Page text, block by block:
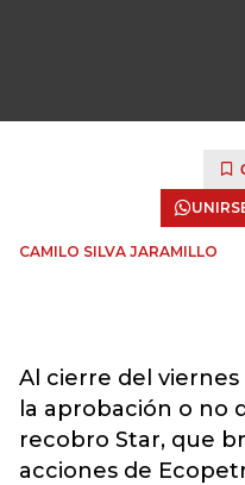
CAMILO SILVA JARAMILLO
Al cierre del
la aprobación o no
recobro Star, que
acciones de